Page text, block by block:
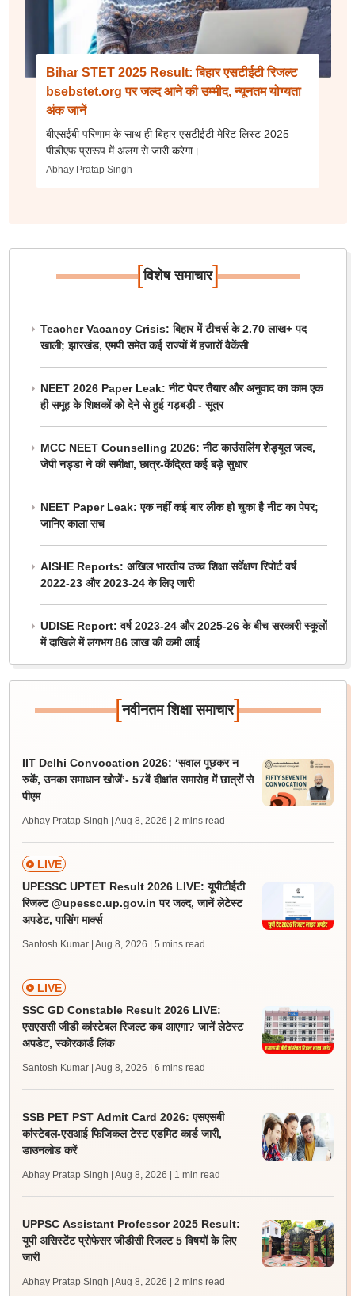
Bihar STET 2025 Result: बिहार एसटीईटी रिजल्ट
bsebstet.org पर जल्द आने की उम्मीद, न्यूनतम योग्यता
अंक जानें
बीएसईबी परिणाम के साथ ही बिहार एसटीईटी मेरिट लिस्ट 2025
पीडीएफ प्रारूप में अलग से जारी करेगा।
Abhay Pratap Singh
[विशेष समाचार]
Teacher Vacancy Crisis: बिहार में टीचर्स के 2.70 लाख+ पद
खाली; झारखंड, एमपी समेत कई राज्यों में हजारों वैकेंसी
NEET 2026 Paper Leak: नीट पेपर तैयार और अनुवाद का काम एक
ही समूह के शिक्षकों को देने से हुई गड़बड़ी - सूत्र
MCC NEET Counselling 2026: नीट काउंसलिंग शेड्यूल जल्द,
जेपी नड्डा ने की समीक्षा, छात्र-केंद्रित कई बड़े सुधार
NEET Paper Leak: एक नहीं कई बार लीक हो चुका है नीट का पेपर;
जानिए काला सच
AISHE Reports: अखिल भारतीय उच्च शिक्षा सर्वेक्षण रिपोर्ट वर्ष
2022-23 और 2023-24 के लिए जारी
UDISE Report: वर्ष 2023-24 और 2025-26 के बीच सरकारी स्कूलों
में दाखिले में लगभग 86 लाख की कमी आई
[नवीनतम शिक्षा समाचार]
IIT Delhi Convocation 2026: ‘सवाल पूछकर न
रुकें, उनका समाधान खोजें’- 57वें दीक्षांत समारोह में छात्रों से
पीएम
Abhay Pratap Singh | Aug 8, 2026 | 2 mins read
LIVE
UPESSC UPTET Result 2026 LIVE: यूपीटीईटी
रिजल्ट @upessc.up.gov.in पर जल्द, जानें लेटेस्ट
अपडेट, पासिंग मार्क्स
Santosh Kumar | Aug 8, 2026 | 5 mins read
LIVE
SSC GD Constable Result 2026 LIVE:
एसएससी जीडी कांस्टेबल रिजल्ट कब आएगा? जानें लेटेस्ट
अपडेट, स्कोरकार्ड लिंक
Santosh Kumar | Aug 8, 2026 | 6 mins read
SSB PET PST Admit Card 2026: एसएसबी
कांस्टेबल-एसआई फिजिकल टेस्ट एडमिट कार्ड जारी,
डाउनलोड करें
Abhay Pratap Singh | Aug 8, 2026 | 1 min read
UPPSC Assistant Professor 2025 Result:
यूपी असिस्टेंट प्रोफेसर जीडीसी रिजल्ट 5 विषयों के लिए
जारी
Abhay Pratap Singh | Aug 8, 2026 | 2 mins read